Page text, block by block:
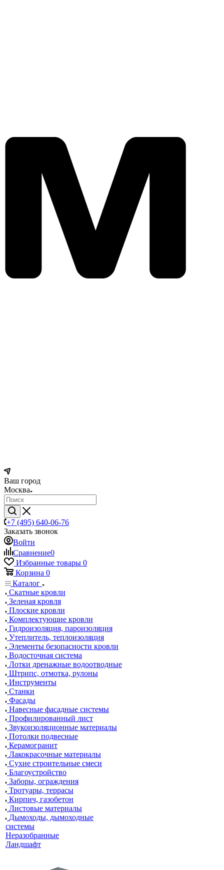
Ваш город
Москва
+7 (495) 640-06-76
Заказать звонок
Войти
Сравнение0
Избранные товары 0
Корзина 0
Каталог
Скатные кровли
Зеленая кровля
Плоские кровли
Комплектующие кровли
Гидроизоляция, пароизоляция
Утеплитель, теплоизоляция
Элементы безопасности кровли
Водосточная система
Лотки дренажные водоотводные
Штрипс, отмотка, рулоны
Инструменты
Станки
Фасады
Навесные фасадные системы
Профилированный лист
Звукоизоляционные материалы
Потолки подвесные
Керамогранит
Лакокрасочные материалы
Сухие строительные смеси
Благоустройство
Заборы, ограждения
Тротуары, террасы
Кирпич, газобетон
Листовые материалы
Дымоходы, дымоходные
системы
Неразобранные
Ландшафт